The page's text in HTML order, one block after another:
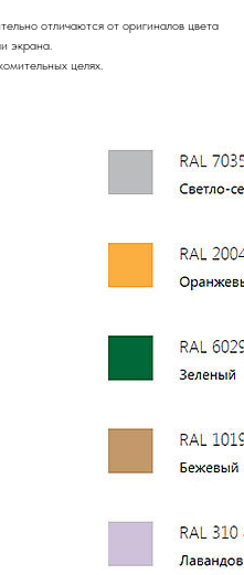
отличаются от оригиналов цвета
экрана.
целях.